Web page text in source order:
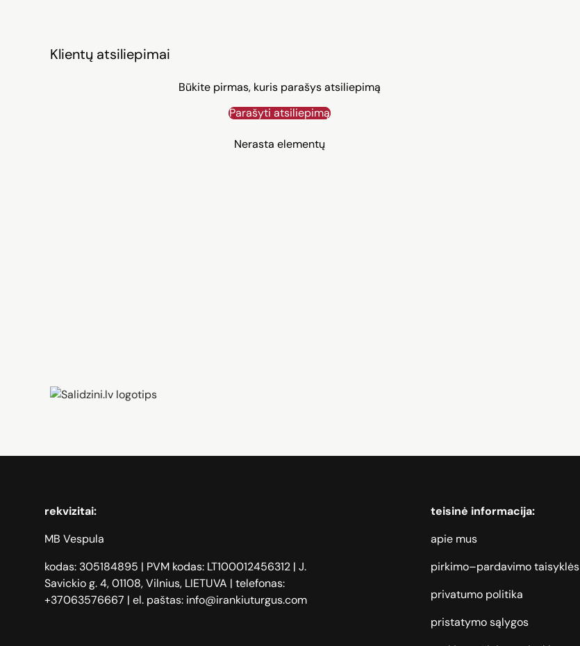
Klientų atsiliepimai
Būkite pirmas, kuris parašys atsiliepimą
Parašyti atsiliepimą
Nerasta elementų
Zāģi, iPhone, Dyson, Mobilie telefoni, Kaķu barība, Santehnika, Skaļruņi, Nojumes
rekvizitai:
MB Vespula
kodas: 305184895 | PVM kodas: LT100012456312 | J.
Savickio g. 4, 01108, Vilnius, LIETUVA | telefonas:
+37063576667 | el. paštas: info@irankiuturgus.com
teisinė informacija:
apie mus
pirkimo–pardavimo taisyklės
privatumo politika
pristatymo sąlygos